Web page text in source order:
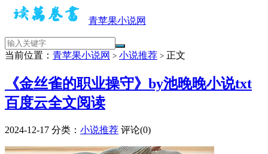
青苹果小说网
当前位置： 青苹果小说网 > 小说推荐 > 正文
《金丝雀的职业操守》by池晚晚小说txt
百度云全文阅读
2024-12-17 分类： 小说推荐 评论(0)